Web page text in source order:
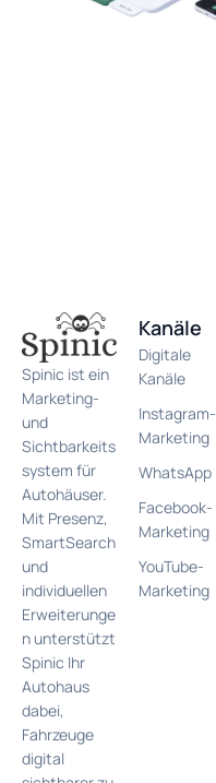
Spinic ist ein
Marketing-
und
Sichtbarkeits
system für
Autohäuser.
Mit Presenz,
SmartSearch
und
individuellen
Erweiterunge
n unterstützt
Spinic Ihr
Autohaus
dabei,
Fahrzeuge
digital
Kanäle
Digitale
Kanäle
Instagram-
Marketing
WhatsApp
Facebook-
Marketing
YouTube-
Marketing